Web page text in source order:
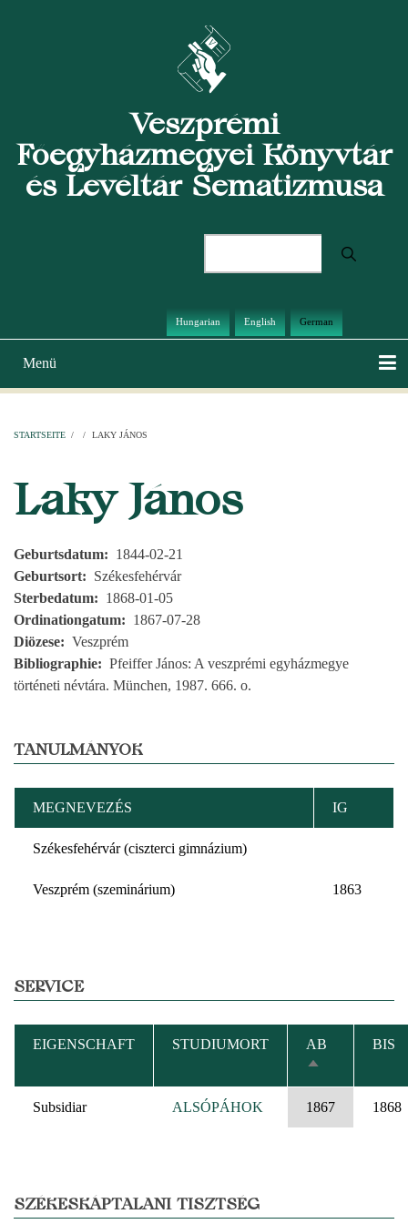
Veszprémi
Főegyházmegyei Könyvtár
és Levéltár Sematizmusa
Hungarian English German
Hauptnavigation
Menü
STARTSEITE / / LAKY JÁNOS
Laky János
Geburtsdatum
1844-02-21
Geburtsort
Székesfehérvár
Sterbedatum
1868-01-05
Ordinationgatum
1867-07-28
Diözese
Veszprém
Bibliographie
Pfeiffer János: A veszprémi egyházmegye
történeti névtára. München, 1987. 666. o.
TANULMÁNYOK
MEGNEVEZÉS IG
Székesfehérvár (ciszterci gimnázium)
Veszprém (szeminárium) 1863
SERVICE
EIGENSCHAFT STUDIUMORT
AB
ABSTEIGEND
SORTIEREN
BIS
Subsidiar ALSÓPÁHOK 1867 1868
SZÉKESKÁPTALANI TISZTSÉG